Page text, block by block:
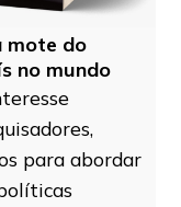
mote do
no mundo
para abordar